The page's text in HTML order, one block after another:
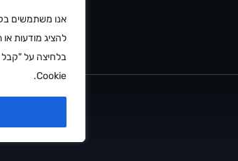
להציג מודעות
בלחיצה על "קבל
Cookie.